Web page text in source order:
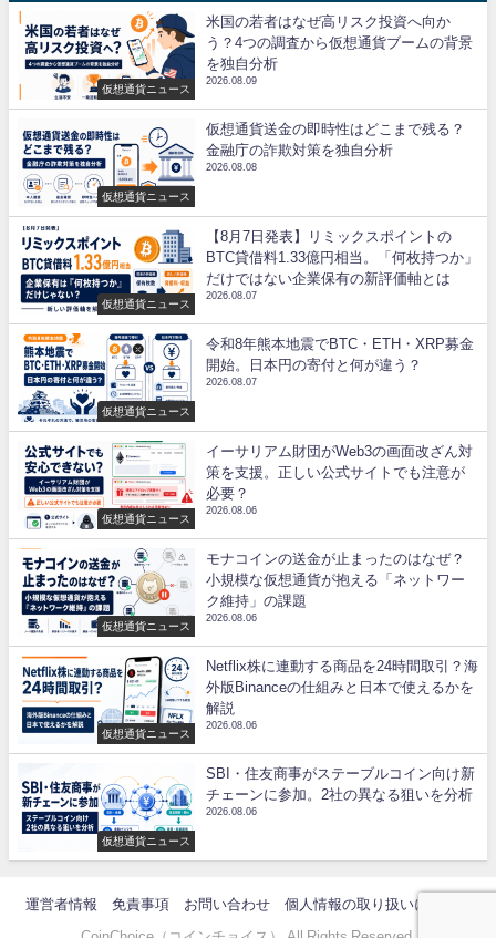
仮想通貨ニュース
米国の若者はなぜ高リスク投資へ向か
う？4つの調査から仮想通貨ブームの背景
を独自分析
2026.08.09
仮想通貨ニュース
仮想通貨送金の即時性はどこまで残る？
金融庁の詐欺対策を独自分析
2026.08.08
仮想通貨ニュース
【8月7日発表】リミックスポイントの
BTC貸借料1.33億円相当。「何枚持つか」
だけではない企業保有の新評価軸とは
2026.08.07
仮想通貨ニュース
令和8年熊本地震でBTC・ETH・XRP募金
開始。日本円の寄付と何が違う？
2026.08.07
仮想通貨ニュース
イーサリアム財団がWeb3の画面改ざん対
策を支援。正しい公式サイトでも注意が
必要？
2026.08.06
仮想通貨ニュース
モナコインの送金が止まったのはなぜ？
小規模な仮想通貨が抱える「ネットワー
ク維持」の課題
2026.08.06
仮想通貨ニュース
Netflix株に連動する商品を24時間取引？海
外版Binanceの仕組みと日本で使えるかを
解説
2026.08.06
仮想通貨ニュース
SBI・住友商事がステーブルコイン向け新
チェーンに参加。2社の異なる狙いを分析
2026.08.06
運営者情報 免責事項 お問い合わせ 個人情報の取り扱いについて